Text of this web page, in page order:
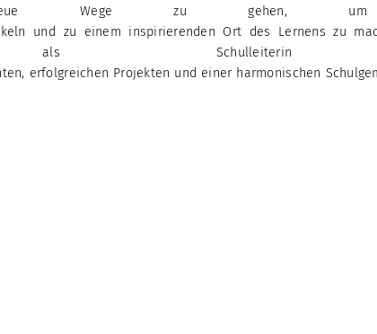
neue Wege zu gehen, um
und zu einem inspirierenden Ort des Lernens zu
Schulleiterin
erfolgreichen Projekten und einer harmonischen